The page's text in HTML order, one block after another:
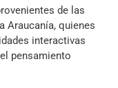
de las
Araucanía, quienes
interactivas
pensamiento